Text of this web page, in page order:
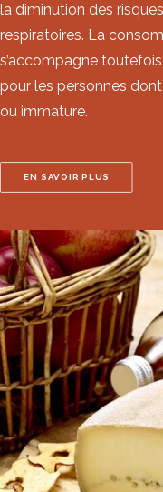
la diminution des
respiratoires. La
s’accompagne
pour les personnes
ou immature.
EN SAVOIR PLUS